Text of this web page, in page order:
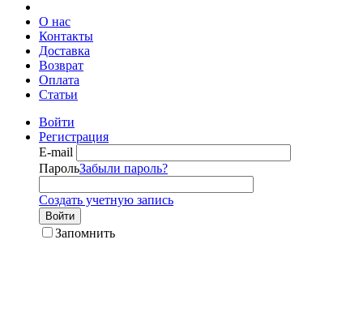
О нас
Контакты
Доставка
Возврат
Оплата
Статьи
Войти
Регистрация
E-mail
ПарольЗабыли пароль?
Создать учетную запись
Войти
Запомнить